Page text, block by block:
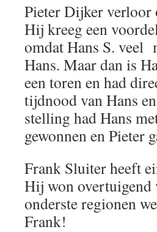
Pieter Dijker verloor
Hij kreeg een
omdat Hans S. veel
Hans. Maar dan is
een toren en had
tijdnood van Hans
stelling had Hans
gewonnen en Pieter
Frank Sluiter heeft
Hij won overtuigend
onderste regionen
Frank!